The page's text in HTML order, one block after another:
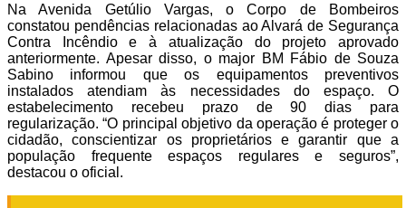
Na Avenida Getúlio Vargas, o Corpo de Bombeiros
constatou pendências relacionadas ao Alvará de Segurança
Contra Incêndio e à atualização do projeto aprovado
anteriormente. Apesar disso, o major BM Fábio de Souza
Sabino informou que os equipamentos preventivos
instalados atendiam às necessidades do espaço. O
estabelecimento recebeu prazo de 90 dias para
regularização. “O principal objetivo da operação é proteger o
cidadão, conscientizar os proprietários e garantir que a
população frequente espaços regulares e seguros”,
destacou o oficial.